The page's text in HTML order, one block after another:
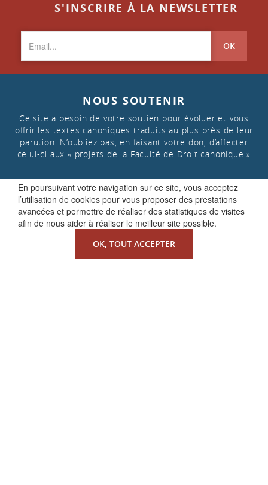
En poursuivant votre navigation sur ce site, vous acceptez
l’utilisation de cookies pour vous proposer des prestations
avancées et permettre de réaliser des statistiques de visites
afin de nous aider à réaliser le meilleur site possible.
OK, TOUT ACCEPTER
S'INSCRIRE À LA NEWSLETTER
OK
NOUS SOUTENIR
Ce site a besoin de votre soutien pour évoluer et vous
offrir les textes canoniques traduits au plus près de leur
parution. N’oubliez pas, en faisant votre don, d’affecter
celui-ci aux « projets de la Faculté de Droit canonique »
FAIRE UN DON